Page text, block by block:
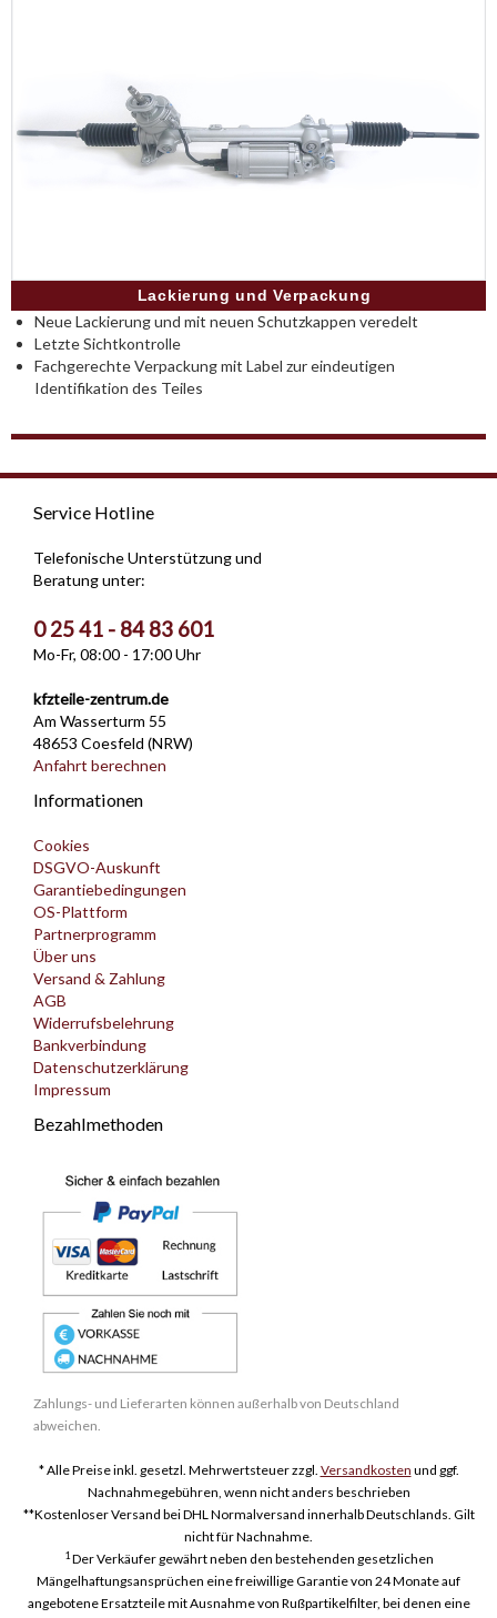
Lackierung und Verpackung
Neue Lackierung und mit neuen Schutzkappen veredelt
Letzte Sichtkontrolle
Fachgerechte Verpackung mit Label zur eindeutigen
Identifikation des Teiles
Service Hotline
Telefonische Unterstützung und
Beratung unter:
0 25 41 - 84 83 601
Mo-Fr, 08:00 - 17:00 Uhr
kfzteile-zentrum.de
Am Wasserturm 55
48653 Coesfeld (NRW)
Anfahrt berechnen
Informationen
Cookies
DSGVO-Auskunft
Garantiebedingungen
OS-Plattform
Partnerprogramm
Über uns
Versand & Zahlung
AGB
Widerrufsbelehrung
Bankverbindung
Datenschutzerklärung
Impressum
Bezahlmethoden
Zahlungs- und Lieferarten können außerhalb von Deutschland
abweichen.
* Alle Preise inkl. gesetzl. Mehrwertsteuer zzgl. Versandkosten und ggf.
Nachnahmegebühren, wenn nicht anders beschrieben
**Kostenloser Versand bei DHL Normalversand innerhalb Deutschlands. Gilt
nicht für Nachnahme.
1Der Verkäufer gewährt neben den bestehenden gesetzlichen
Mängelhaftungsansprüchen eine freiwillige Garantie von 24 Monate auf
angebotene Ersatzteile mit Ausnahme von Rußpartikelfilter, bei denen eine